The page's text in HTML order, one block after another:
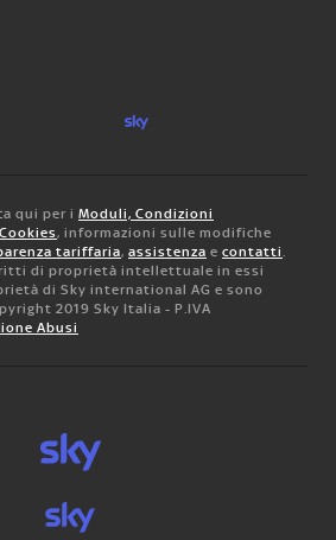
qui per i Moduli, Condizioni
, informazioni sulle modifiche
tariffaria, assistenza e contatti.
di proprietà intellettuale in essi
di Sky international AG e sono
2019 Sky Italia - P.IVA
Abusi